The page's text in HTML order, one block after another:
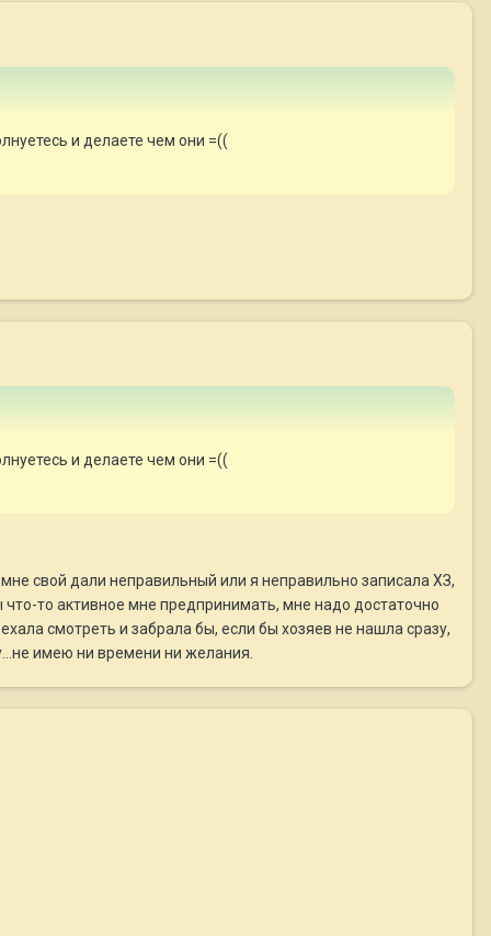
и делаете чем они =((
и делаете чем они =((
свой дали неправильный или я неправильно записала ХЗ,
то активное мне предпринимать, мне надо достаточно
смотреть и забрала бы, если бы хозяев не нашла сразу,
имею ни времени ни желания.